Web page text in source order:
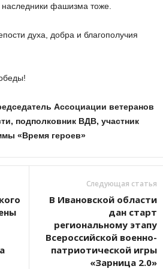
фашизма тоже.
духа, добра и благополучия
Ассоциации ветеранов
подполковник ВДВ, участник
«Время героев»
Следующая статья
В Ивановской области
дан старт
региональному этапу
Всероссийской военно-
патриотической игры
«Зарница 2.0»